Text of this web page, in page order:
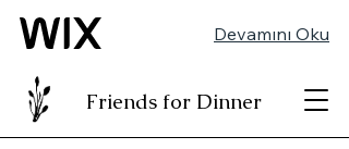
Devamını Oku